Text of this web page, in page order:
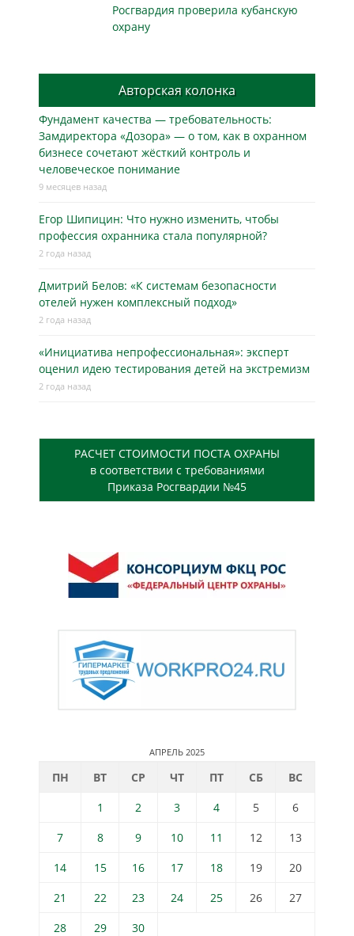
Росгвардия проверила кубанскую
охрану
Авторская колонка
Фундамент качества — требовательность:
Замдиректора «Дозора» — о том, как в охранном
бизнесe сочетают жёсткий контроль и
человеческое понимание
9 месяцев назад
Егор Шипицин: Что нужно изменить, чтобы
профессия охранника стала популярной?
2 года назад
Дмитрий Белов: «К системам безопасности
отелей нужен комплексный подход»
2 года назад
«Инициатива непрофессиональная»: эксперт
оценил идею тестирования детей на экстремизм
2 года назад
РАСЧЕТ СТОИМОСТИ ПОСТА ОХРАНЫ
в соответствии с требованиями
Приказа Росгвардии №45
АПРЕЛЬ 2025
ПН ВТ СР ЧТ ПТ СБ
ВС
1
2 3 4 5
6
7
8 9 10 11 12
13
14
15 16 17 18 19
20
21
22 23 24 25 26
27
28
29 30